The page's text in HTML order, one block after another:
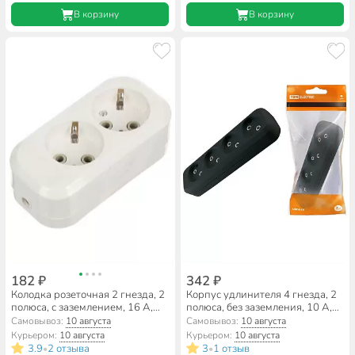
В корзину В корзину
182 ₽
Колодка розеточная 2 гнезда, 2
полюса, с заземлением, 16 А,
220 В, без выключателя, IP20,
General Lighting Systems, Easy
GSB-16-2-G-IP20, 470051
Самовывоз: 10 августа
Курьером: 10 августа
3.9•2 отзыва
342 ₽
Корпус удлинителя 4 гнезда, 2
полюса, без заземления, 10 А,
черный, TDM Electric, SQ1806-
0111
Самовывоз: 10 августа
Курьером: 10 августа
3•1 отзыв